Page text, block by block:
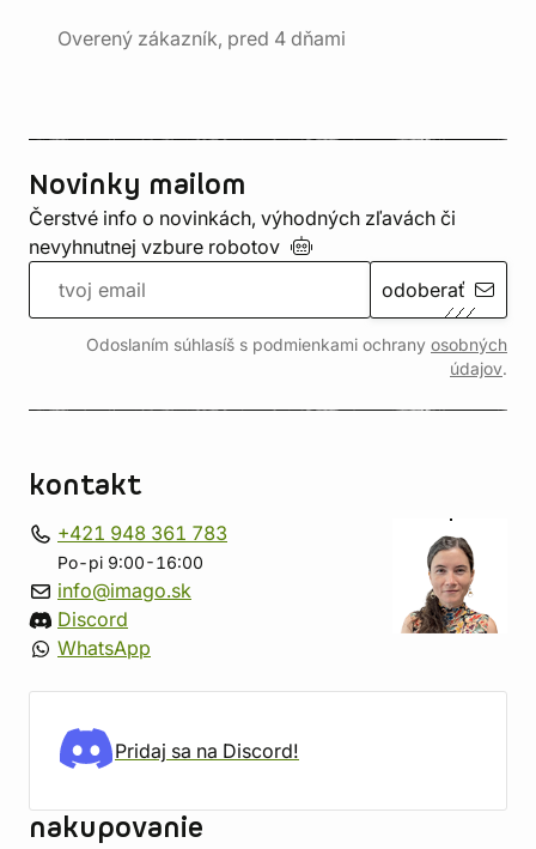
Overený zákazník, pred 4 dňami
Novinky mailom
Čerstvé info o novinkách, výhodných zľavách či
nevyhnutnej vzbure robotov
odoberať
Odoslaním súhlasíš s podmienkami ochrany osobných
údajov.
kontakt
+421 948 361 783
Po-pi 9:00-16:00
info@imago.sk
Discord
WhatsApp
Pridaj sa na Discord!
nakupovanie